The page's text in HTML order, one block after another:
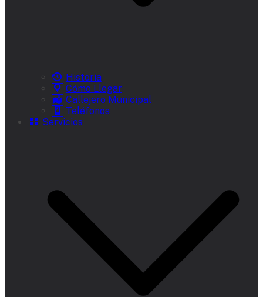
Historia
Cómo Llegar
Callejero Municipal
Teléfonos
Servicios